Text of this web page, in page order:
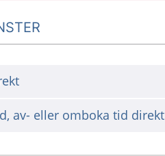
av- eller omboka tid direkt